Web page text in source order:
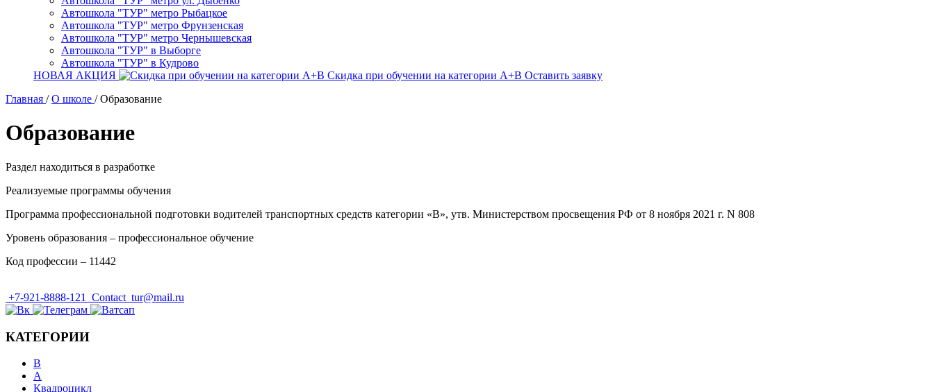
Автошкола "ТУР" метро Рыбацкое
Автошкола "ТУР" метро Фрунзенская
Автошкола "ТУР" метро Чернышевская
Автошкола "ТУР" в Выборге
Автошкола "ТУР" в Кудрово
НОВАЯ АКЦИЯ
Скидка при обучении на категории А+В Оставить заявку
Главная /О школе /Образование
Образование
Раздел находиться в разработке
Реализуемые программы обучения
Программа профессиональной подготовки водителей транспортных средств категории «В», утв. Министерством просвещения РФ от 8 ноября 2021 г. N 808
Уровень образования – профессиональное обучение
Код профессии – 11442
+7-921-8888-121 Contact_tur@mail.ru
КАТЕГОРИИ
B
А
Квадроцикл